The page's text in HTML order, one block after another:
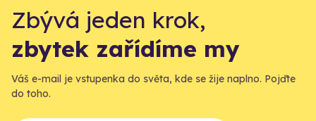
Zbývá jeden krok,
zbytek zařídíme my
Váš e-mail je vstupenka do světa, kde se žije naplno. Pojďte
do toho.